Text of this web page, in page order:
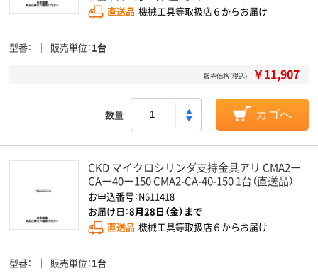
直送品 機械工具等取扱店６からお届け
型番 販売単位 1台
販売価格（税込） ￥11,907
数量 カゴへ
CKD マイクロシリンダ支持金具アリ CMA2ー
CAー40ー150 CMA2-CA-40-150 1台（直送品）
お申込番号：N611418
お届け日：8月28日（金）まで
直送品 機械工具等取扱店６からお届け
型番 販売単位 1台